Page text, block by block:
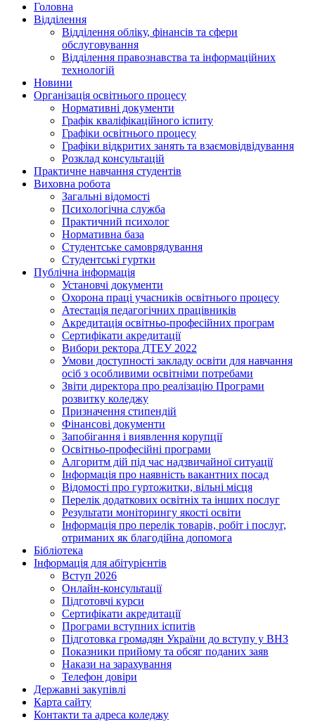
Головна
Відділення
Відділення обліку, фінансів та сфери
обслуговування
Відділення правознавства та інформаційних
технологій
Новини
Організація освітнього процесу
Нормативні документи
Графік кваліфікаційного іспиту
Графіки освітнього процесу
Графіки відкритих занять та взаємовідвідування
Розклад консультацій
Практичне навчання студентів
Виховна робота
Загальні відомості
Психологічна служба
Практичний психолог
Нормативна база
Студентське самоврядування
Студентські гуртки
Публічна інформація
Установчі документи
Охорона праці учасників освітнього процесу
Атестація педагогічних працівників
Акредитація освітньо-професійних програм
Сертифікати акредитації
Вибори ректора ДТЕУ 2022
Умови доступності закладу освіти для навчання
осіб з особливими освітніми потребами
Звіти директора про реалізацію Програми
розвитку коледжу
Призначення стипендій
Фінансові документи
Запобігання і виявлення корупції
Освітньо-професійні програми
Алгоритм дій під час надзвичайної ситуації
Інформація про наявність вакантних посад
Відомості про гуртожитки, вільні місця
Перелік додаткових освітніх та інших послуг
Результати моніторингу якості освіти
Інформація про перелік товарів, робіт і послуг,
отриманих як благодійна допомога
Бібліотека
Інформація для абітурієнтів
Вступ 2026
Онлайн-консультації
Підготовчі курси
Сертифікати акредитації
Програми вступних іспитів
Підготовка громадян України до вступу у ВНЗ
Показники прийому та обсяг поданих заяв
Накази на зарахування
Телефон довіри
Державні закупівлі
Карта сайту
Контакти та адреса коледжу